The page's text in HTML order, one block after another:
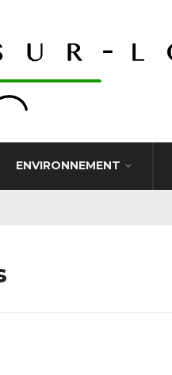
ENVIRONNEMENT